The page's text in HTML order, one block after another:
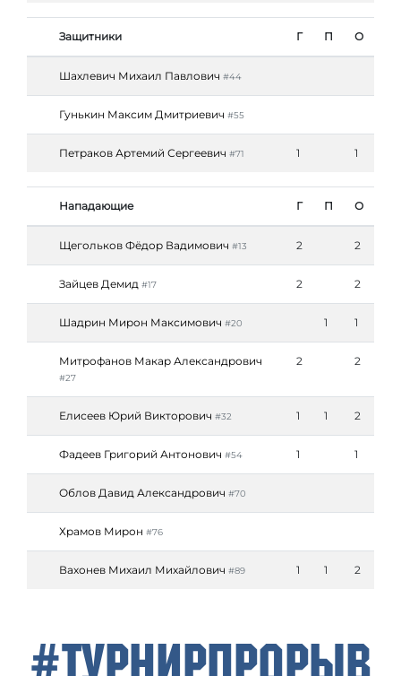
Защитники Г П О
Шахлевич Михаил Павлович #44
Гунькин Максим Дмитриевич #55
Петраков Артемий Сергеевич #71 1 1
Нападающие Г П О
Щегольков Фёдор Вадимович #13 2 2
Зайцев Демид #17 2 2
Шадрин Мирон Максимович #20 1 1
Митрофанов Макар Александрович
#27
2 2
Елисеев Юрий Викторович #32 1 1 2
Фадеев Григорий Антонович #54 1 1
Облов Давид Александрович #70
Храмов Мирон #76
Вахонев Михаил Михайлович #89 1 1 2
#ТурнирПрорыв